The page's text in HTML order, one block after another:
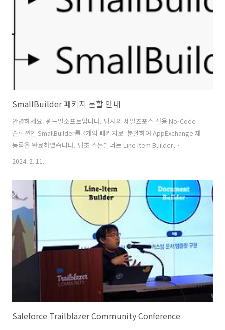
윈드밀소프트와 함께해주세요. 감사합니다.
SmallBuilder 패키지 분할 안내
안녕하세요. 윈드밀소프트입니다. 당사의 세일즈포스 전용 No-Code
솔루션인 SmallBuilder를 4개의 패키지로 분할하여 AppExchange 재
등록을 완료하였습니다. 당초 스몰빌더는 Line Item Builder,
Document Builder, List Builder를 하나의 패키지로 통합 제공하였습
음의 4개의 패키지로 분할하였습니다. SmallBuilder Line Items : 라
인 아이템 편집기 빌더SmallBuilder Lists : 다이나믹 리스트 빌더
SmallBuilder Documents : WYSIWYG 문서 템플릿 빌더SmallBuilder
Schedules : 반복 일정 편집기 빌더 많은 이용 부탁드..
2024. 2. 11.
Saleforce Trailblazer Community Conference